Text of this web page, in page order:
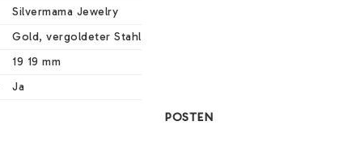
Silvermama Jewelry
Gold, vergoldeter Stahl
19 19 mm
Ja
POSTEN